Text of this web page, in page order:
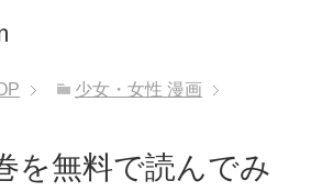
少女・女性 漫画
を無料で読んでみ